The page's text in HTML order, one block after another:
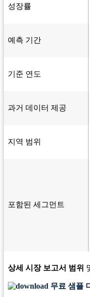
성장률
예측 기간
기준 연도
과거 데이터 제공
지역 범위
포함된 세그먼트
상세 시장 보고서 범위
무료 샘플